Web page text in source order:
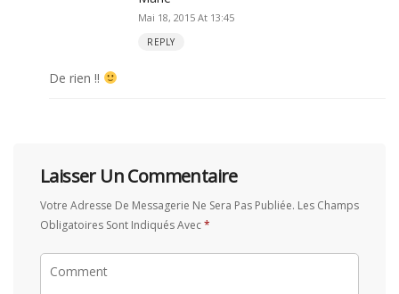
Mai 18, 2015 At 13:45
REPLY
De rien !!
Laisser Un Commentaire
Votre Adresse De Messagerie Ne Sera Pas Publiée. Les Champs
Obligatoires Sont Indiqués Avec*